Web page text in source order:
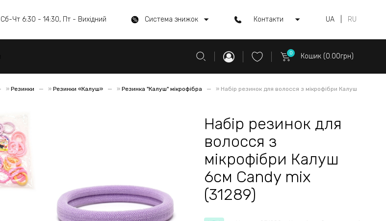
Сб-Чт 6:30 - 14:30, Пт - Вихідний Система знижок Контакти UA RU
0 Кошик (0.00грн)
» Резинки » Резинки «Калуш» » Резинка "Калуш" мікрофібра » Набір резинок для волосся з мікрофібри Калуш
Набір резинок для
волосся з
мікрофібри Калуш
6см Candy mix
(31289)